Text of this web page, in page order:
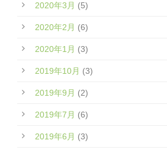
2020年3月 (5)
2020年2月 (6)
2020年1月 (3)
2019年10月 (3)
2019年9月 (2)
2019年7月 (6)
2019年6月 (3)